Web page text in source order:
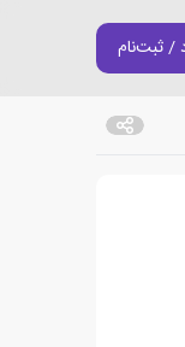
/ ثبت‌نام